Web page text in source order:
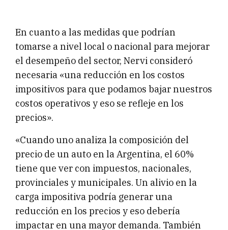
En cuanto a las medidas que podrían
tomarse a nivel local o nacional para mejorar
el desempeño del sector, Nervi consideró
necesaria «una reducción en los costos
impositivos para que podamos bajar nuestros
costos operativos y eso se refleje en los
precios».
«Cuando uno analiza la composición del
precio de un auto en la Argentina, el 60%
tiene que ver con impuestos, nacionales,
provinciales y municipales. Un alivio en la
carga impositiva podría generar una
reducción en los precios y eso debería
impactar en una mayor demanda. También